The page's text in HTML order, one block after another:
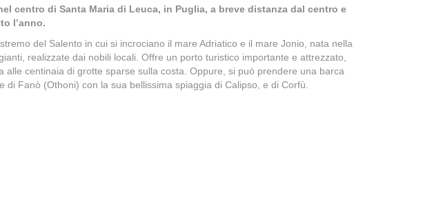
centro di Santa Maria di Leuca, in Puglia, a breve distanza dal centro e
l’anno.
del Salento in cui si incrociano il mare Adriatico e il mare Jonio, nata nella
realizzate dai nobili locali. Offre un porto turistico importante e attrezzato,
alle centinaia di grotte sparse sulla costa. Oppure, si può prendere una barca
di Fanò (Othoni) con la sua bellissima spiaggia di Calipso, e di Corfù.